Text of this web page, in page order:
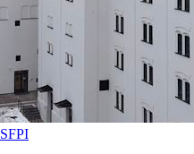
SFPI